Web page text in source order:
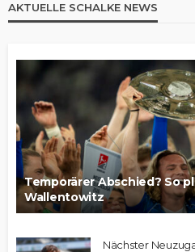
AKTUELLE SCHALKE NEWS
Temporärer Abschied? So
Wallentowitz
Nächster